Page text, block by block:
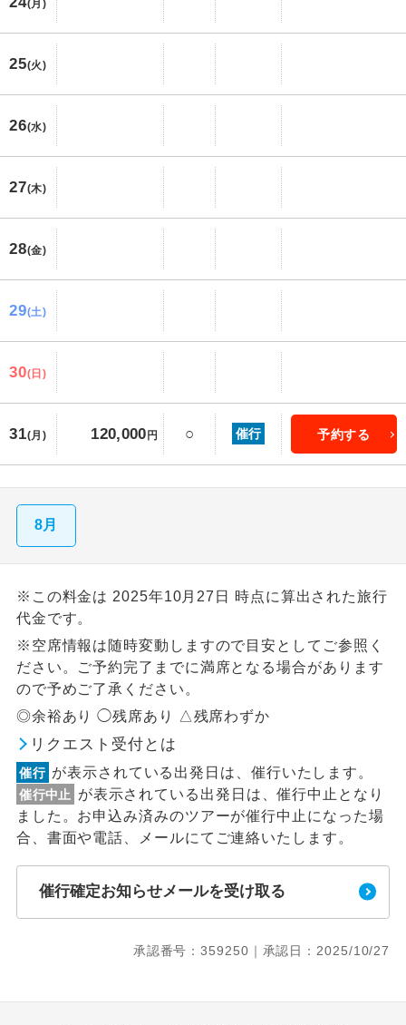
(月)
25(火)
26(水)
27(木)
28(金)
29(土)
30(日)
31(月) 120,000 円 ○ 催行 予約する
8月
※この料金は 2025年10月27日 時点に算出された旅行
代金です。
※空席情報は随時変動しますので目安としてご参照く
ださい。ご予約完了までに満席となる場合があります
ので予めご了承ください。
◎余裕あり ◯残席あり △残席わずか
リクエスト受付とは
催行 が表示されている出発日は、催行いたします。
催行中止
が表示されている出発日は、催行中止となり
ました。お申込み済みのツアーが催行中止になった場
合、書面や電話、メールにてご連絡いたします。
催行確定お知らせメールを受け取る
承認番号：359250｜承認日：2025/10/27